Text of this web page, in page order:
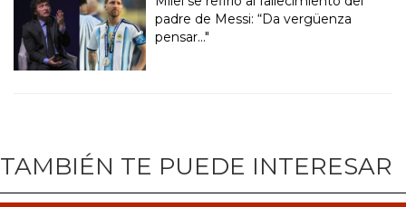
padre de Messi: “Da vergüenza
pensar..."
TAMBIÉN TE PUEDE INTERESAR